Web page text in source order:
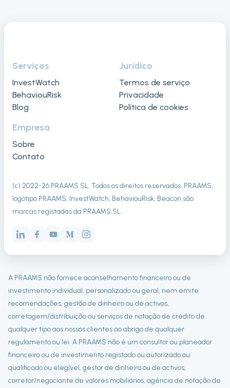
Serviços
InvestWatch
BehaviouRisk
Blog
Jurídico
Termos de serviço
Privacidade
Política de cookies
Empresa
Sobre
Contato
(с) 2022-26 PRAAMS SL. Todos os direitos reservados. PRAAMS,
logótipo PRAAMS, InvestWatch, BehaviouRisk, Beacon são
marcas registadas da PRAAMS SL.
A PRAAMS não fornece aconselhamento financeiro ou de
investimento individual, personalizado ou geral, nem emite
recomendações, gestão de dinheiro ou de activos,
corretagem/distribuição ou serviços de notação de crédito de
qualquer tipo aos nossos clientes ao abrigo de qualquer
regulamento ou lei. A PRAAMS não é um consultor ou planeador
financeiro ou de investimento registado ou autorizado ou
qualificado ou elegível, gestor de dinheiro ou de activos,
corretor/negociante de valores mobiliários, agência de notação de